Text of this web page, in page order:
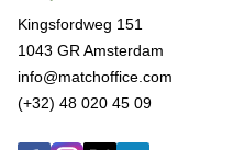
Kingsfordweg 151
1043 GR Amsterdam
info@matchoffice.com
(+32) 48 020 45 09